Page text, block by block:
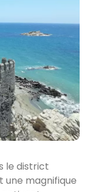
le district
une magnifique